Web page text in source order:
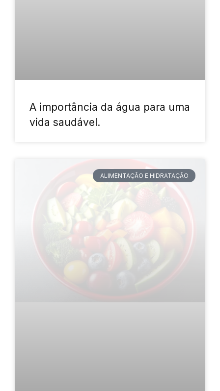
A importância da água para uma
vida saudável.
ALIMENTAÇÃO E HIDRATAÇÃO